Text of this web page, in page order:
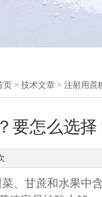
页 > 技术文章 > 注射用蔗
要怎么选择
、甘蔗和水果中